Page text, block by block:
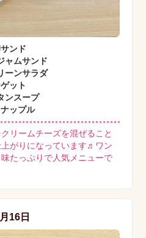
ンド
ャムサンド
ーンサラダ
ット
ンスープ
ップル
リームチーズを混ぜること
がりになっています♬ワン
たっぷりで人気メニューで
16日